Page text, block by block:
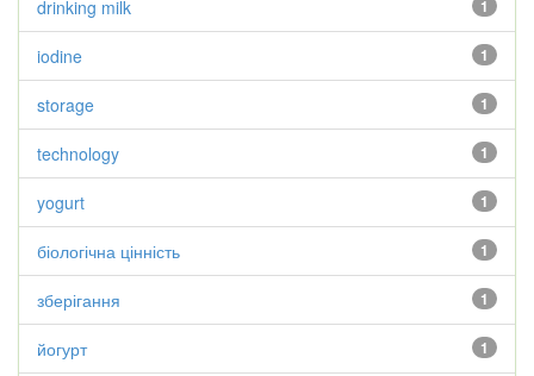
1
drinking milk
1
iodine
1
storage
1
technology
1
yogurt
1
біологічна цінність
1
зберігання
1
йогурт